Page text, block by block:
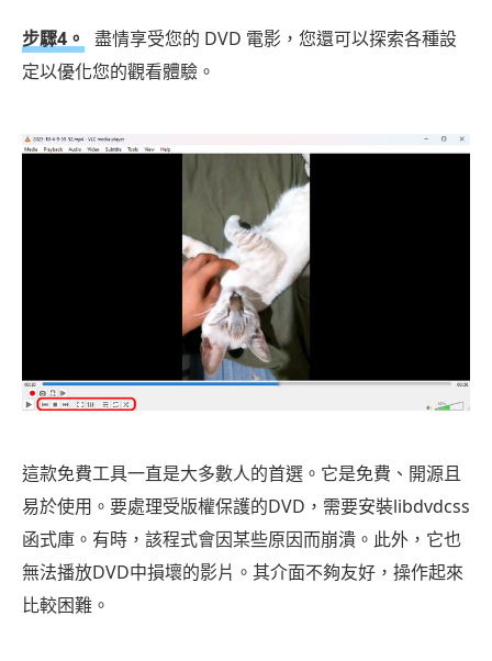
步驟4。
盡情享受您的 DVD 電影，您還可以探索各種設
定以優化您的觀看體驗。
這款免費工具一直是大多數人的首選。它是免費、開源且
易於使用。要處理受版權保護的DVD，需要安裝libdvdcss
函式庫。有時，該程式會因某些原因而崩潰。此外，它也
無法播放DVD中損壞的影片。其介面不夠友好，操作起來
比較困難。